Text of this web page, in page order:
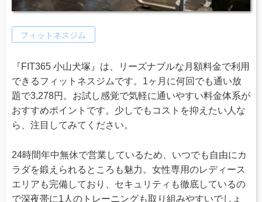
フィットネスジム
『FIT365 小山犬塚』は、リーズナブルな月額料金で利用
できるフィットネスジムです。1ヶ月に何回でも通い放
題で3,278円。お試し感覚で気軽に通いやすい料金体系が
おすすめポイントです。少しでもコストを抑えたい人な
ら、注目してみてください。
24時間年中無休で営業しているため、いつでも自由にカ
ラダを鍛えられるところも魅力。女性専用のレディース
エリアも完備しており、セキュリティも徹底しているの
で深夜帯に1人のトレーニングも取り組みやすいでしょ